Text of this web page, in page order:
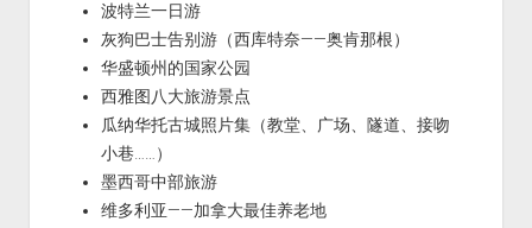
波特兰一日游
灰狗巴士告别游（西库特奈——奥肯那根）
华盛顿州的国家公园
西雅图八大旅游景点
瓜纳华托古城照片集（教堂、广场、隧道、接吻
小巷……）
墨西哥中部旅游
维多利亚——加拿大最佳养老地